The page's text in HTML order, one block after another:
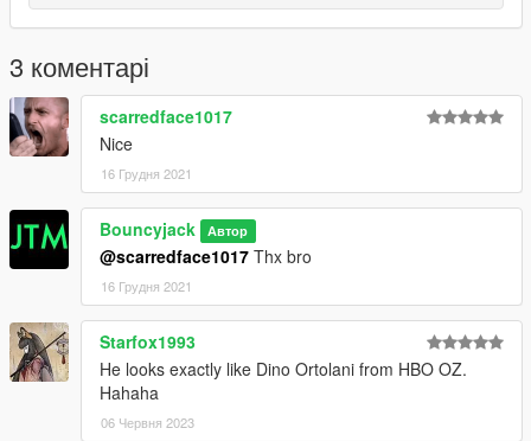
3 коментарі
scarredface1017
Nice
16 Грудня 2021
Bouncyjack Автор
@scarredface1017 Thx bro
16 Грудня 2021
Starfox1993
He looks exactly like Dino Ortolani from HBO OZ.
Hahaha
06 Червня 2023